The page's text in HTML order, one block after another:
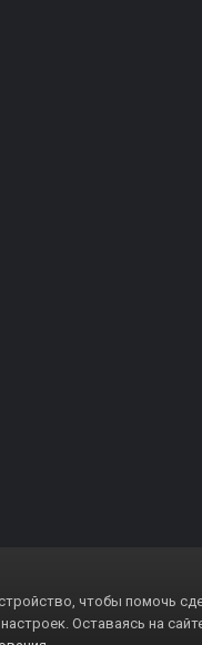
чтобы помочь
Оставаясь на